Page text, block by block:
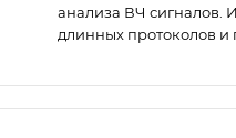
анализа ВЧ сигналов.
длинных протоколов и